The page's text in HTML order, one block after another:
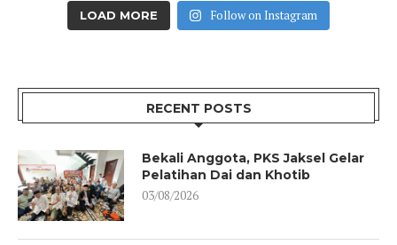
LOAD MORE Follow on Instagram
RECENT POSTS
Bekali Anggota, PKS Jaksel Gelar
Pelatihan Dai dan Khotib
03/08/2026